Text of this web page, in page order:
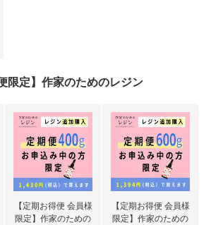
限定】作家のためのレジン
【定期お得便 会員様
限定】作家のための
【定期お得便 会員様
限定】作家のための